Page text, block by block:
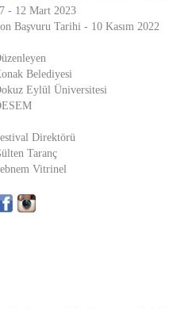
- 12 Mart 2023
Başvuru Tarihi - 10 Kasım 2022
Belediyesi
Eylül Üniversitesi
Direktörü
Taranç
Vitrinel